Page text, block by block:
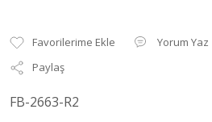
Yorum Yaz
Paylaş
FB-2663-R2